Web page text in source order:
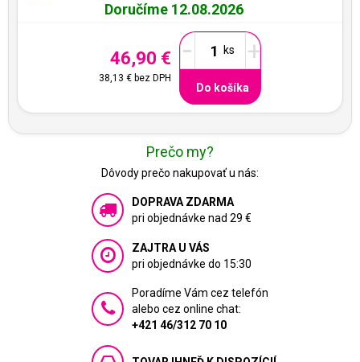
Doručíme 12.08.2026
46,90 €
38,13 € bez DPH
- +
Do košíka
Prečo my?
Dôvody prečo nakupovať u nás:
DOPRAVA ZDARMA
pri objednávke nad 29 €
ZAJTRA U VÁS
pri objednávke do 15:30
Poradíme Vám cez telefón
alebo cez online chat:
+421 46/312 70 10